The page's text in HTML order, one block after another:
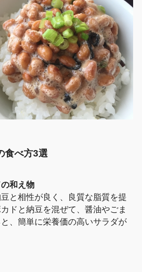
食べ方3選
和え物
と相性が良く、良質な脂質を提
ドと納豆を混ぜて、醤油やごま
、簡単に栄養価の高いサラダが